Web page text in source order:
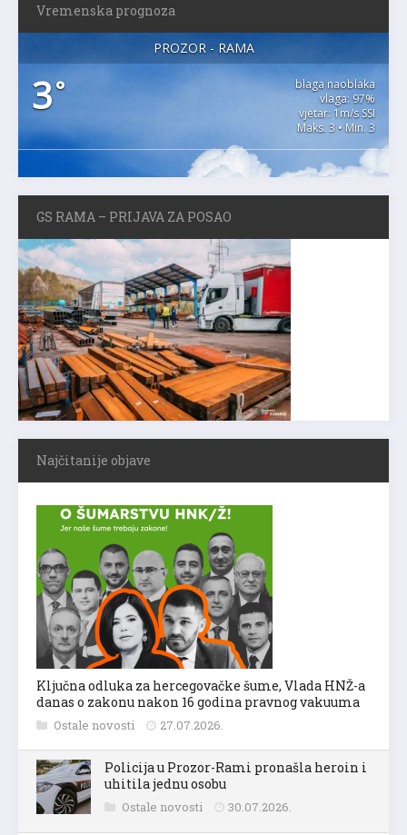
Vremenska prognoza
PROZOR - RAMA
3°
blaga naoblaka
vlaga: 97%
vjetar: 1m/s SSI
Maks. 3 • Min. 3
GS RAMA – PRIJAVA ZA POSAO
Najčitanije objave
Ključna odluka za hercegovačke šume, Vlada HNŽ-a
danas o zakonu nakon 16 godina pravnog vakuuma
Ostale novosti 27.07.2026.
Policija u Prozor-Rami pronašla heroin i
uhitila jednu osobu
Ostale novosti 30.07.2026.